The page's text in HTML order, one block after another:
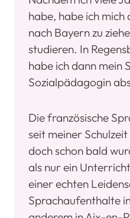
habe, habe ich mich
nach Bayern zu
studieren. In
habe ich dann mein
Sozialpädagogin
Die französische
seit meiner
doch schon bald
als nur ein
einer echten
Sprachaufenthalte